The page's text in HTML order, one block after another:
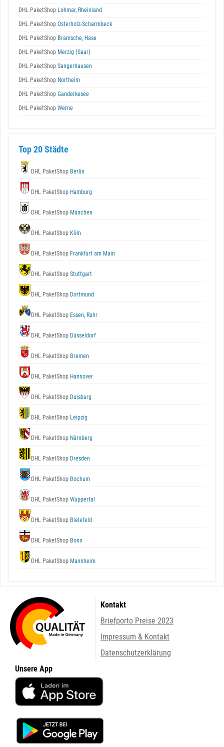
DHL PaketShop Lohmar, Rheinland
DHL PaketShop Osterholz-Scharmbeck
DHL PaketShop Bramsche, Hase
DHL PaketShop Merzig (Saar)
DHL PaketShop Sangerhausen
DHL PaketShop Northeim
DHL PaketShop Ganderkesee
DHL PaketShop Werne
Top 20 Städte
DHL PaketShop Berlin
DHL PaketShop Hamburg
DHL PaketShop München
DHL PaketShop Köln
DHL PaketShop Frankfurt am Main
DHL PaketShop Stuttgart
DHL PaketShop Dortmund
DHL PaketShop Essen, Ruhr
DHL PaketShop Düsseldorf
DHL PaketShop Bremen
DHL PaketShop Hannover
DHL PaketShop Duisburg
DHL PaketShop Leipzig
DHL PaketShop Nürnberg
DHL PaketShop Dresden
DHL PaketShop Bochum
DHL PaketShop Wuppertal
DHL PaketShop Bielefeld
DHL PaketShop Bonn
DHL PaketShop Mannheim
Kontakt
Briefporto Preise 2023
Impressum & Kontakt
Datenschutzerklärung
Unsere App